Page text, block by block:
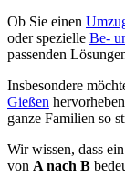
Ob Sie einen
oder spezielle Be-
passenden
Insbesondere
Gießen
ganze Familien so
Wir wissen, dass ein
von A nach B